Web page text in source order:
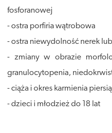
fosforanowej
- ostra porfiria wątrobowa
- ostra niewydolność nerek
- zmiany w obrazie
granulocytopenia,
- ciąża i okres karmienia piersią
- dzieci i młodzież do 18 lat